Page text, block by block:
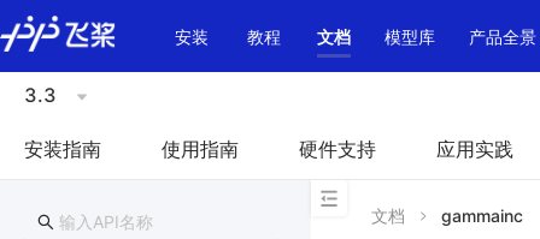
\u200E
安装
教程 文档 模型库 产品全景
3.3
安装指南 使用指南 硬件支持 应用实践
文档 gammainc